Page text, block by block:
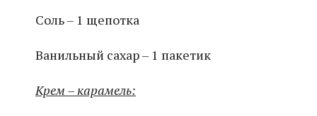
Соль – 1 щепотка
Ванильный сахар – 1 пакетик
Крем – карамель: